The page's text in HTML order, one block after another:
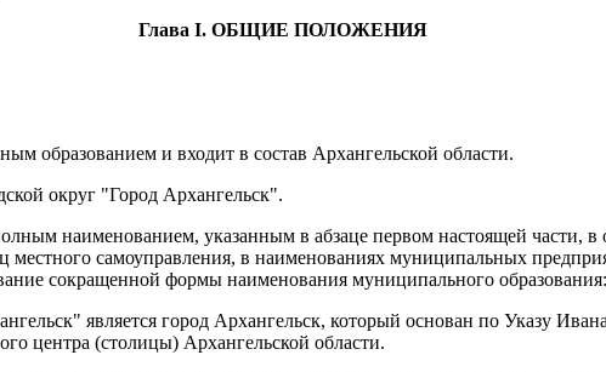
Глава I. ОБЩИЕ ПОЛОЖЕНИЯ
образованием и входит в состав Архангельской области.
округ "Город Архангельск".
наименованием, указанным в абзаце первом настоящей части,
самоуправления, в наименованиях муниципальных
сокращенной формы наименования муниципального
является город Архангельск, который основан по Указу
центра (столицы) Архангельской области.